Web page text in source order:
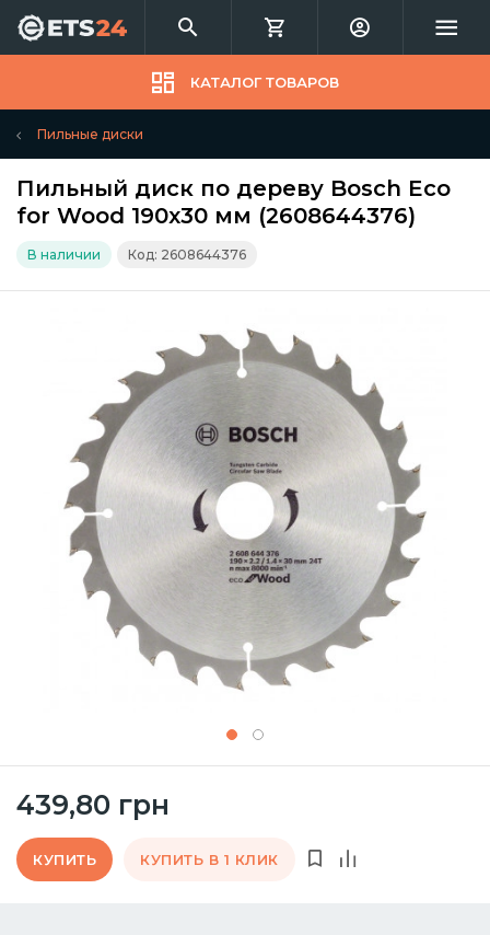
КАТАЛОГ ТОВАРОВ
Пильные диски
Пильный диск по дереву Bosch Eco
for Wood 190x30 мм (2608644376)
В наличии Код: 2608644376
439,80 грн
КУПИТЬ КУПИТЬ В 1 КЛИК